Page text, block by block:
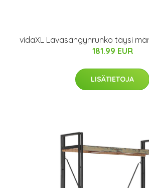
vidaXL Lavasängynrunko täysi
181.99 EUR
LISÄTIETOJA